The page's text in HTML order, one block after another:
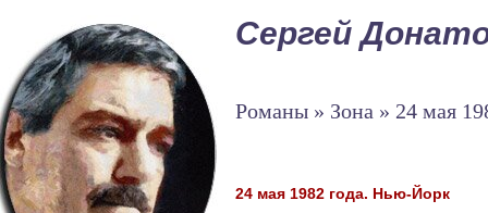
Сергей
Романы » Зона » 24 мая
24 мая 1982 года. Нью-Йорк